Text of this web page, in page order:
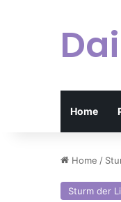
Home
Home /
Sturm der